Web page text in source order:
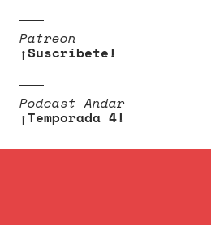
Patreon
¡Suscríbete!
Podcast Andar
¡Temporada 4!